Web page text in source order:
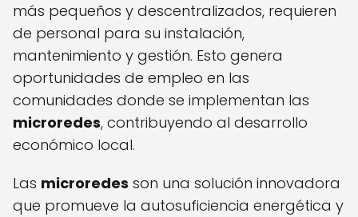
más pequeños y descentralizados, requieren
de personal para su instalación,
mantenimiento y gestión. Esto genera
oportunidades de empleo en las
comunidades donde se implementan las
microredes, contribuyendo al desarrollo
económico local.
Las microredes son una solución innovadora
que promueve la autosuficiencia energética y